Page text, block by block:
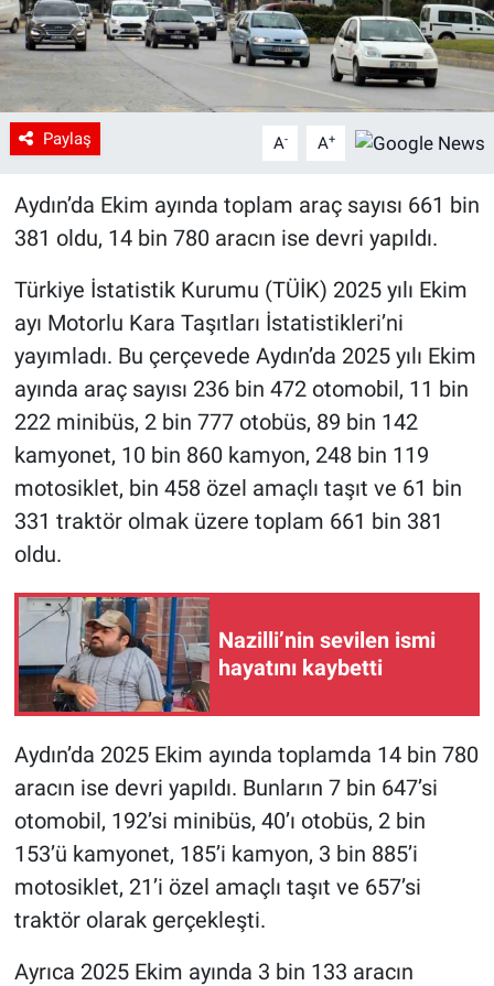
Paylaş A- A+
Aydın’da Ekim ayında toplam araç sayısı 661 bin
381 oldu, 14 bin 780 aracın ise devri yapıldı.
Türkiye İstatistik Kurumu (TÜİK) 2025 yılı Ekim
ayı Motorlu Kara Taşıtları İstatistikleri’ni
yayımladı. Bu çerçevede Aydın’da 2025 yılı Ekim
ayında araç sayısı 236 bin 472 otomobil, 11 bin
222 minibüs, 2 bin 777 otobüs, 89 bin 142
kamyonet, 10 bin 860 kamyon, 248 bin 119
motosiklet, bin 458 özel amaçlı taşıt ve 61 bin
331 traktör olmak üzere toplam 661 bin 381
oldu.
Nazilli’nin sevilen ismi
hayatını kaybetti
Aydın’da 2025 Ekim ayında toplamda 14 bin 780
aracın ise devri yapıldı. Bunların 7 bin 647’si
otomobil, 192’si minibüs, 40’ı otobüs, 2 bin
153’ü kamyonet, 185’i kamyon, 3 bin 885’i
motosiklet, 21’i özel amaçlı taşıt ve 657’si
traktör olarak gerçekleşti.
Ayrıca 2025 Ekim ayında 3 bin 133 aracın